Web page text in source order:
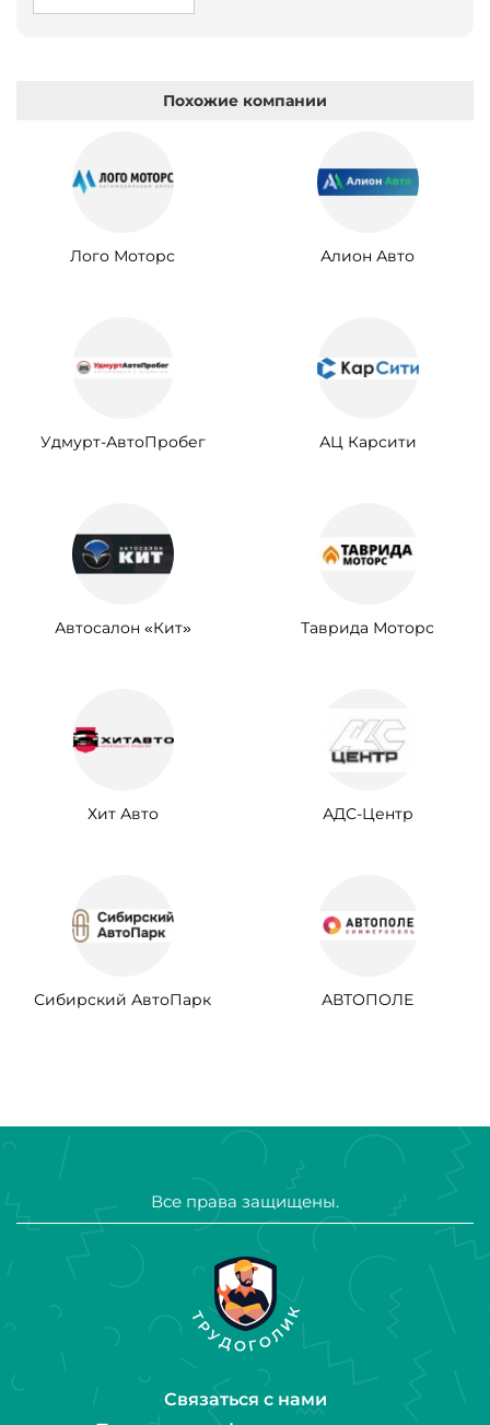
Похожие компании
Лого Моторс Алион Авто
Удмурт-АвтоПробег АЦ Карсити
Автосалон «Кит» Таврида Моторс
Хит Авто АДС-Центр
Сибирский АвтоПарк АВТОПОЛЕ
Все права защищены.
Связаться с нами